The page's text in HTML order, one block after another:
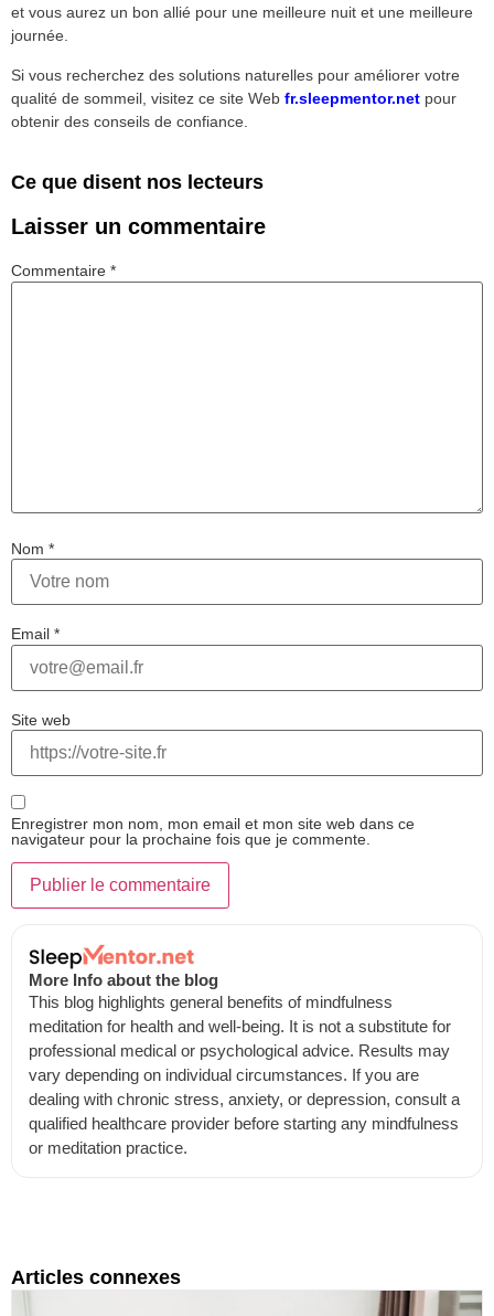
et vous aurez un bon allié pour une meilleure nuit et une meilleure
journée.
Si vous recherchez des solutions naturelles pour améliorer votre
qualité de sommeil, visitez ce site Web fr.sleepmentor.net pour
obtenir des conseils de confiance.
Ce que disent nos lecteurs
Laisser un commentaire
Commentaire *
Nom *
Email *
Site web
Enregistrer mon nom, mon email et mon site web dans ce
navigateur pour la prochaine fois que je commente.
More Info about the blog
This blog highlights general benefits of mindfulness
meditation for health and well-being. It is not a substitute for
professional medical or psychological advice. Results may
vary depending on individual circumstances. If you are
dealing with chronic stress, anxiety, or depression, consult a
qualified healthcare provider before starting any mindfulness
or meditation practice.
Articles connexes